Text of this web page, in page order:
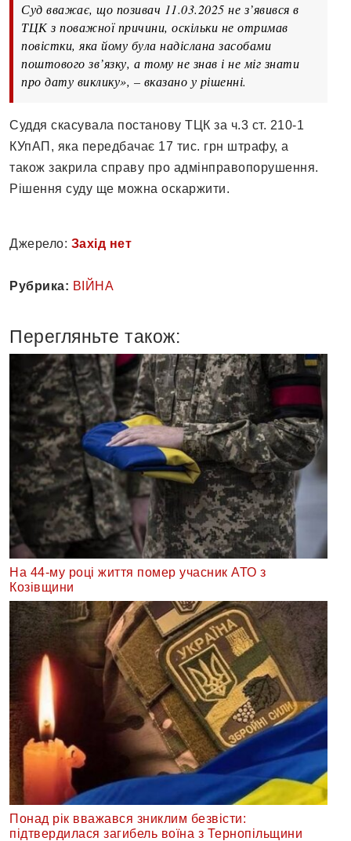
Суд вважає, що позивач 11.03.2025 не з’явився в
ТЦК з поважної причини, оскільки не отримав
повістки, яка йому була надіслана засобами
поштового зв’язку, а тому не знав і не міг знати
про дату виклику», – вказано у рішенні.
Суддя скасувала постанову ТЦК за ч.3 ст. 210-1
КУпАП, яка передбачає 17 тис. грн штрафу, а
також закрила справу про адмінправопорушення.
Рішення суду ще можна оскаржити.
Джерело: Захід нет
Рубрика: ВІЙНА
Перегляньте також:
На 44-му році життя помер учасник АТО з
Козівщини
Понад рік вважався зниклим безвісти:
підтвердилася загибель воїна з Тернопільщини